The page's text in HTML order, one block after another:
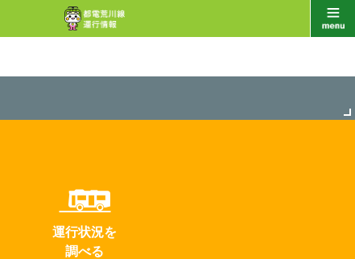
運行状況を
調べる